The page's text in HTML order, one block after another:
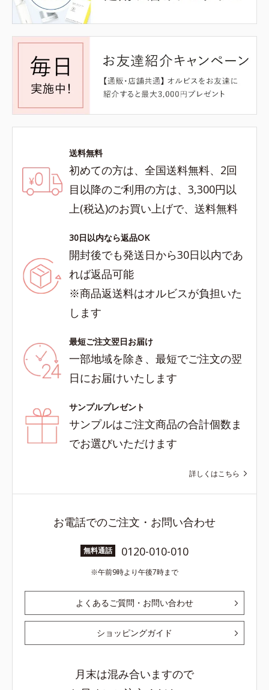
送料無料
初めての方は、全国送料無料、2回
目以降のご利用の方は、3,300円以
上(税込)のお買い上げで、送料無料
30日以内なら返品OK
開封後でも発送日から30日以内であ
れば返品可能
※商品返送料はオルビスが負担いた
します
最短ご注文翌日お届け
一部地域を除き、最短でご注文の翌
日にお届けいたします
サンプルプレゼント
サンプルはご注文商品の合計個数ま
でお選びいただけます
詳しくはこちら
お電話でのご注文・お問い合わせ
無料通話 0120-010-010
午前9時より午後7時まで
よくあるご質問・お問い合わせ
ショッピングガイド
月末は混み合いますので